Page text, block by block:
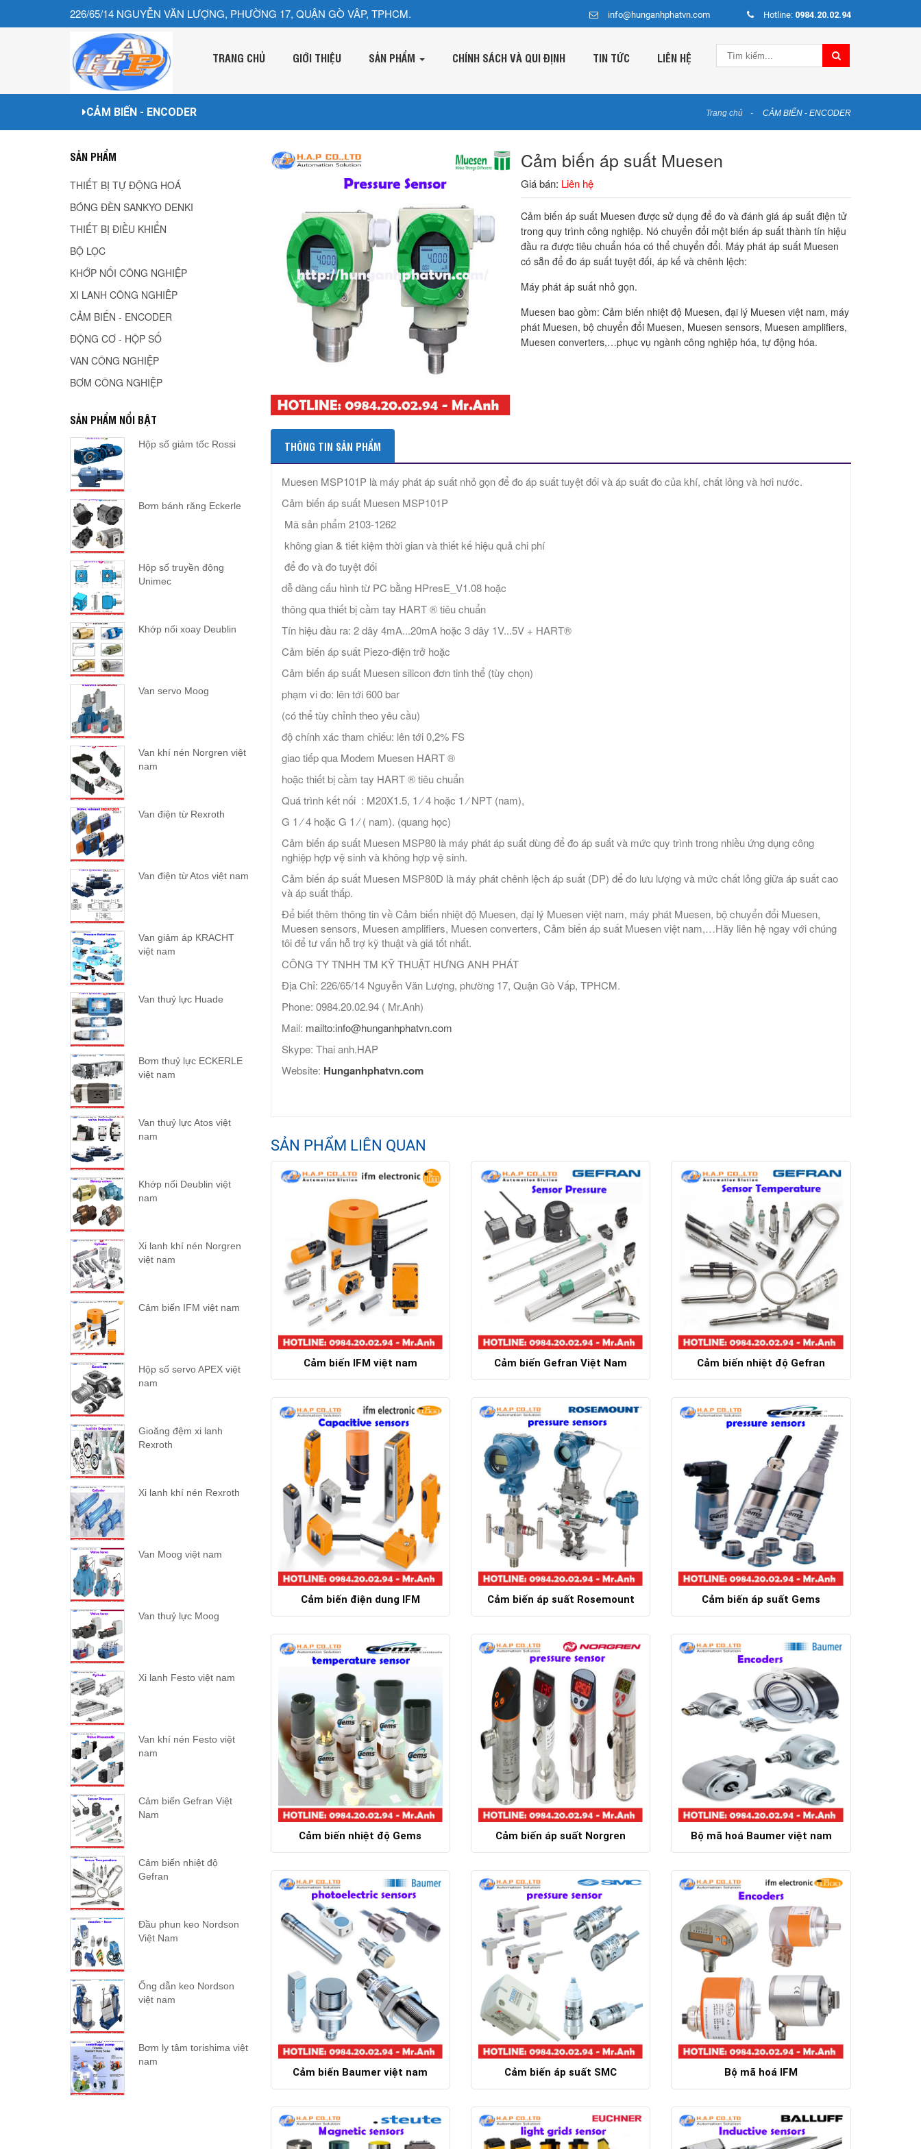
226/65/14 NGUYỄN VĂN LƯỢNG, PHƯỜNG 17, QUẬN GÒ VÂP, TPHCM. info@hunganhphatvn.com Hotline: 0984.20.02.94
TRANG CHỦ GIỚI THIỆU SẢN PHẨM CHÍNH SÁCH VÀ QUI ĐỊNH TIN TỨC LIÊN HỆ
CẢM BIẾN - ENCODER Trang chủ CẢM BIẾN - ENCODER
Cảm biến áp suất Muesen
Giá bán: Liên hệ
Cảm biến áp suất Muesen được sử dụng để đo và đánh giá áp suất điện tử
trong quy trình công nghiệp. Nó chuyển đổi một biến áp suất thành tín hiệu
đầu ra được tiêu chuẩn hóa có thể chuyển đổi. Máy phát áp suất Muesen
có sẵn để đo áp suất tuyệt đối, áp kế và chênh lệch:
Máy phát áp suất nhỏ gọn.
Muesen bao gồm: Cảm biến nhiệt độ Muesen, đại lý Muesen việt nam, máy
phát Muesen, bộ chuyển đổi Muesen, Muesen sensors, Muesen amplifiers,
Muesen converters,…phục vụ ngành công nghiệp hóa, tự động hóa.
THÔNG TIN SẢN PHẨM
Muesen MSP101P là máy phát áp suất nhỏ gọn để đo áp suất tuyệt đối và áp suất đo của khí, chất lỏng và hơi nước.
Cảm biến áp suất Muesen MSP101P
Mã sản phẩm 2103-1262
không gian & tiết kiệm thời gian và thiết kế hiệu quả chi phí
để đo và đo tuyệt đối
dễ dàng cấu hình từ PC bằng HPresE_V1.08 hoặc
thông qua thiết bị cầm tay HART ® tiêu chuẩn
Tín hiệu đầu ra: 2 dây 4mA...20mA hoặc 3 dây 1V...5V + HART®
Cảm biến áp suất Piezo-điện trở hoặc
Cảm biến áp suất Muesen silicon đơn tinh thể (tùy chọn)
phạm vi đo: lên tới 600 bar
(có thể tùy chỉnh theo yêu cầu)
độ chính xác tham chiếu: lên tới 0,2% FS
giao tiếp qua Modem Muesen HART ®
hoặc thiết bị cầm tay HART ® tiêu chuẩn
Quá trình kết nối : M20X1.5, 1 ⁄ 4 hoặc 1 ⁄ NPT (nam),
G 1 ⁄ 4 hoặc G 1 ⁄ ( nam). (quang học)
Cảm biến áp suất Muesen MSP80 là máy phát áp suất dùng để đo áp suất và mức quy trình trong nhiều ứng dụng công
nghiệp hợp vệ sinh và không hợp vệ sinh.
Cảm biến áp suất Muesen MSP80D là máy phát chênh lệch áp suất (DP) để đo lưu lượng và mức chất lỏng giữa áp suất cao
và áp suất thấp.
Để biết thêm thông tin về Cảm biến nhiệt độ Muesen, đại lý Muesen việt nam, máy phát Muesen, bộ chuyển đổi Muesen,
Muesen sensors, Muesen amplifiers, Muesen converters, Cảm biến áp suất Muesen việt nam,…Hãy liên hệ ngay với chúng
tôi để tư vấn hỗ trợ kỹ thuật và giá tốt nhất.
CÔNG TY TNHH TM KỸ THUẬT HƯNG ANH PHÁT
Địa Chỉ: 226/65/14 Nguyễn Văn Lượng, phường 17, Quận Gò Vấp, TPHCM.
Phone: 0984.20.02.94 ( Mr.Anh)
Mail: mailto:info@hunganhphatvn.com
Skype: Thai anh.HAP
Website: Hunganhphatvn.com
SẢN PHẨM LIÊN QUAN
Cảm biến IFM việt nam
Chi tiết
Cảm biến Gefran Việt Nam
Chi tiết
Cảm biến nhiệt độ Gefran
Chi tiết
Cảm biến điện dung IFM
Chi tiết
Cảm biến áp suất Rosemount
Chi tiết
Cảm biến áp suất Gems
Cảm biến nhiệt độ Gems Cảm biến áp suất Norgren Bộ mã hoá Baumer việt nam
Chi tiết
Cảm biến Baumer việt nam Cảm biến áp suất SMC Bộ mã hoá IFM
SẢN PHẨM
THIẾT BỊ TỰ ĐỘNG HOÁ
BÓNG ĐÈN SANKYO DENKI
THIẾT BỊ ĐIỀU KHIỂN
BỘ LỌC
KHỚP NỐI CÔNG NGHIỆP
XI LANH CÔNG NGHIÊP
CẢM BIẾN - ENCODER
ĐỘNG CƠ - HỘP SỐ
VAN CÔNG NGHIỆP
BƠM CÔNG NGHIỆP
SẢN PHẨM NỔI BẬT
Hộp số giảm tốc Rossi
Bơm bánh răng Eckerle
Hộp số truyền động
Unimec
Khớp nối xoay Deublin
Van servo Moog
Van khí nén Norgren việt
nam
Van điện từ Rexroth
Van điện từ Atos việt nam
Van giảm áp KRACHT
việt nam
Van thuỷ lực Huade
Bơm thuỷ lực ECKERLE
việt nam
Van thuỷ lực Atos việt
nam
Khớp nối Deublin việt
nam
Xi lanh khí nén Norgren
việt nam
Cảm biến IFM việt nam
Hộp số servo APEX việt
nam
Gioăng đệm xi lanh
Rexroth
Xi lanh khí nén Rexroth
Van Moog việt nam
Van thuỷ lực Moog
Xi lanh Festo việt nam
Van khí nén Festo việt
nam
Cảm biến Gefran Việt
Nam
Cảm biến nhiệt độ
Gefran
Đầu phun keo Nordson
Việt Nam
Ống dẫn keo Nordson
việt nam
Bơm ly tâm torishima việt
nam